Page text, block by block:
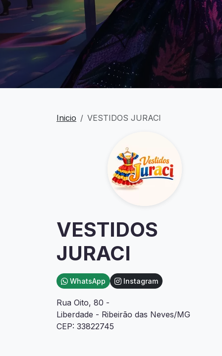
Inicio VESTIDOS JURACI
VESTIDOS
JURACI
WhatsApp Instagram
Rua Oito, 80 -
Liberdade - Ribeirão das Neves/MG
CEP: 33822745